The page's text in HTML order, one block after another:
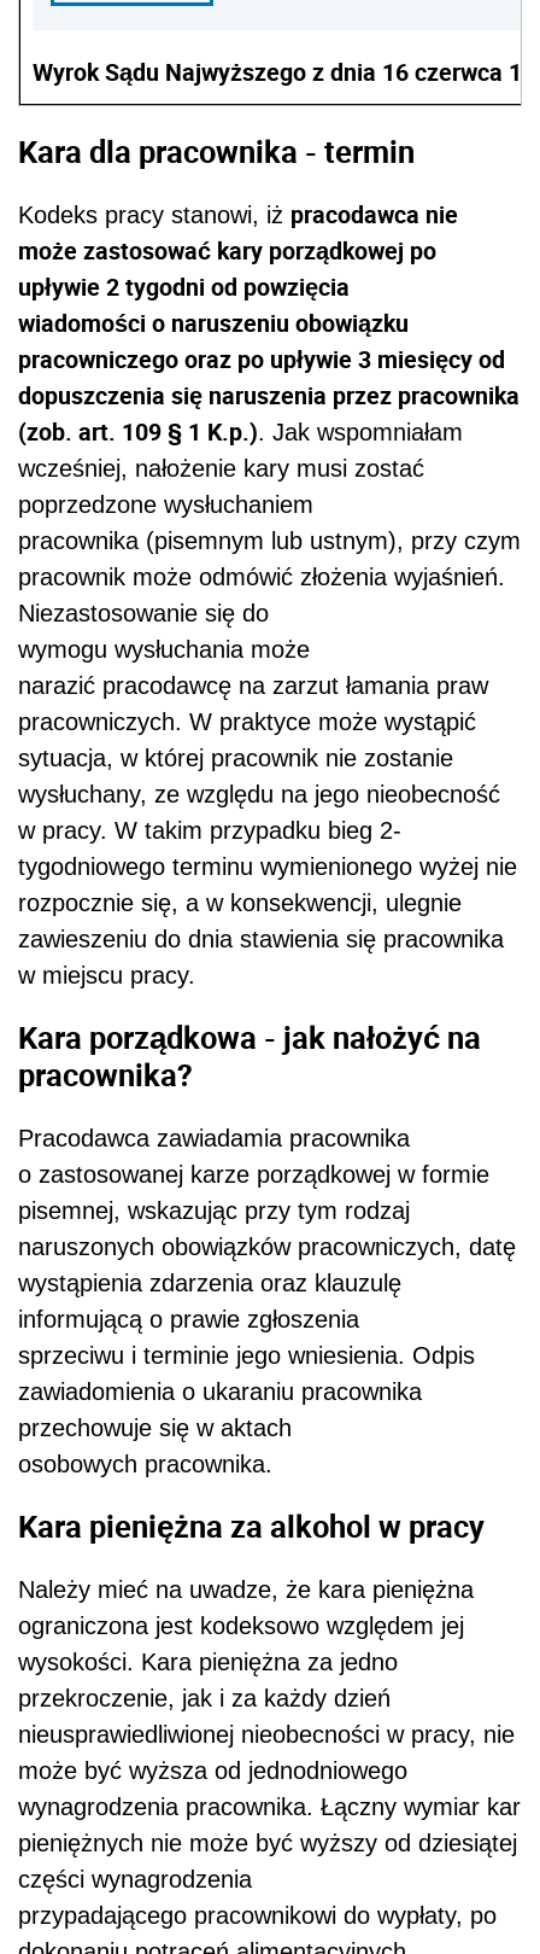
Wyrok Sądu Najwyższego z dnia 16 czerwca
Kara dla pracownika - termin
Kodeks pracy stanowi, iż pracodawca nie
może zastosować kary porządkowej po
upływie 2 tygodni od powzięcia
wiadomości o naruszeniu obowiązku
pracowniczego oraz po upływie 3 miesięcy od
dopuszczenia się naruszenia przez pracownika
(zob. art. 109 § 1 K.p.). Jak wspomniałam
wcześniej, nałożenie kary musi zostać
poprzedzone wysłuchaniem
pracownika (pisemnym lub ustnym), przy czym
pracownik może odmówić złożenia wyjaśnień.
Niezastosowanie się do
wymogu wysłuchania może
narazić pracodawcę na zarzut łamania praw
pracowniczych. W praktyce może wystąpić
sytuacja, w której pracownik nie zostanie
wysłuchany, ze względu na jego nieobecność
w pracy. W takim przypadku bieg 2-
tygodniowego terminu wymienionego wyżej nie
rozpocznie się, a w konsekwencji, ulegnie
zawieszeniu do dnia stawienia się pracownika
w miejscu pracy.
Kara porządkowa - jak nałożyć na
pracownika?
Pracodawca zawiadamia pracownika
o zastosowanej karze porządkowej w formie
pisemnej, wskazując przy tym rodzaj
naruszonych obowiązków pracowniczych, datę
wystąpienia zdarzenia oraz klauzulę
informującą o prawie zgłoszenia
sprzeciwu i terminie jego wniesienia. Odpis
zawiadomienia o ukaraniu pracownika
przechowuje się w aktach
osobowych pracownika.
Kara pieniężna za alkohol w pracy
Należy mieć na uwadze, że kara pieniężna
ograniczona jest kodeksowo względem jej
wysokości. Kara pieniężna za jedno
przekroczenie, jak i za każdy dzień
nieusprawiedliwionej nieobecności w pracy, nie
może być wyższa od jednodniowego
wynagrodzenia pracownika. Łączny wymiar kar
pieniężnych nie może być wyższy od dziesiątej
części wynagrodzenia
przypadającego pracownikowi do wypłaty, po